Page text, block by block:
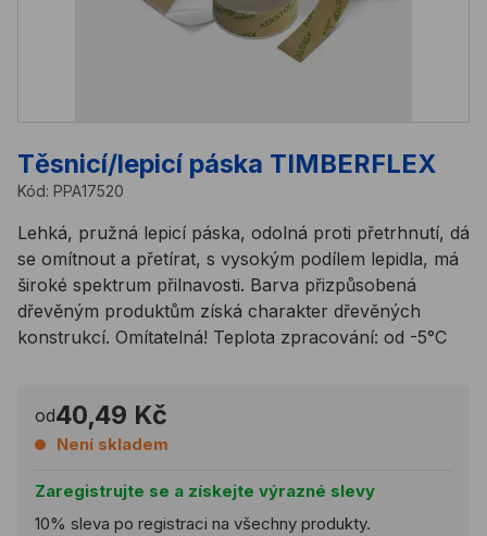
Těsnicí/lepicí páska TIMBERFLEX
Kód: PPA17520
Lehká, pružná lepicí páska, odolná proti přetrhnutí, dá
se omítnout a přetírat, s vysokým podílem lepidla, má
široké spektrum přilnavosti. Barva přizpůsobená
dřevěným produktům získá charakter dřevěných
konstrukcí. Omítatelná! Teplota zpracování: od -5°C
od40,49 Kč
Není skladem
Zaregistrujte se a získejte výrazné slevy
10% sleva po registraci na všechny produkty.